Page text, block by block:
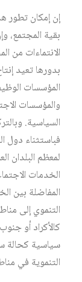
إن إمكان تطور
بقية المجتمع،
الانتماءات من
بدورها تعيد
المؤسسات
والمؤسسات
السياسية.
فباستثناء دول
لمعظم البلدان
الخدمات
المفاضلة بين
التنموي إلى
كالأكراد أو
سياسية كحالة
التنموية في